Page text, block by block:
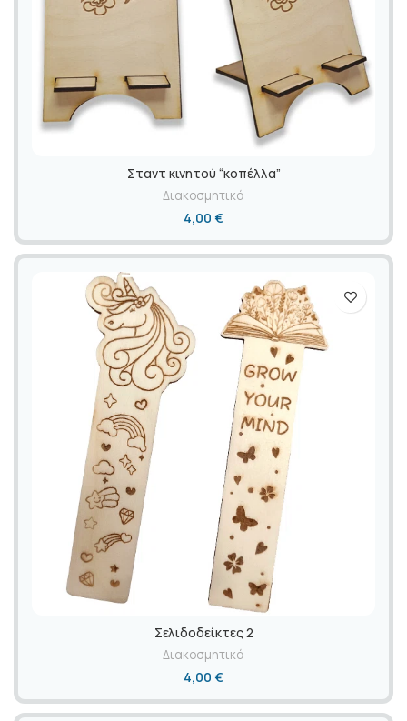
Σταντ κινητού “κοπέλλα”
Διακοσμητικά
4,00 €
Σελιδοδείκτες 2
Διακοσμητικά
4,00 €